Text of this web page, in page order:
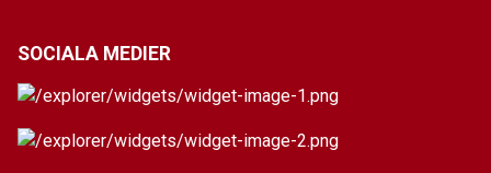
SOCIALA MEDIER